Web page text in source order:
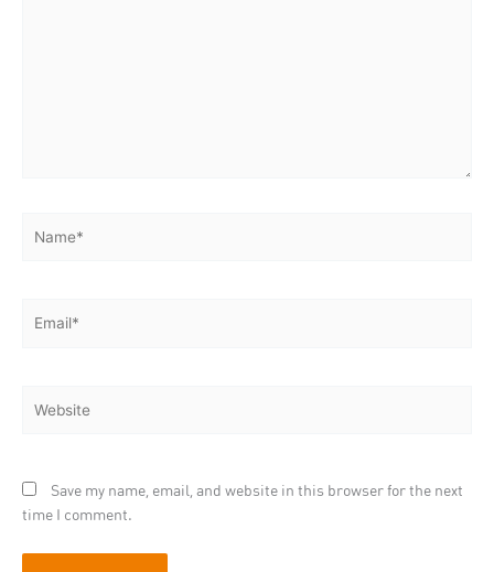
Save my name, email, and website in this browser for the next
time I comment.